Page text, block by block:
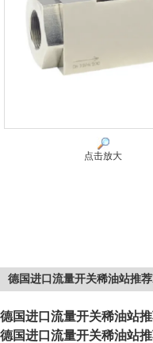
点击放大
德国进口流量开关稀油站推
德国进口流量开关稀油站
德国进口流量开关稀油站